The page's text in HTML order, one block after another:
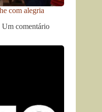
com alegria
Um comentário